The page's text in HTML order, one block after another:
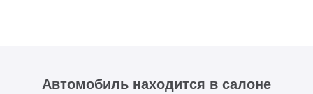
Автомобиль находится в салоне